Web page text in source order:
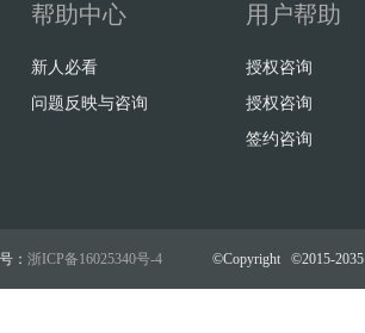
帮助中心
新人必看
问题反映与咨询
用户帮助
授权咨询
授权咨询
签约咨询
： 浙ICP备16025340号-4 ©Copyright ©2015-2035